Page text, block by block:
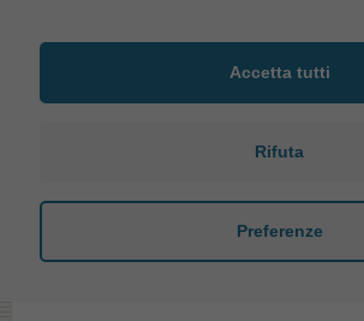
E-LINE(4)
EASY.02(5)
Accetta tutti
Rifuta
Preferenze